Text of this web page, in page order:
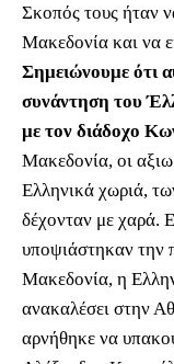
Σκοπός τους ήταν
Μακεδονία και να
Σημειώνουμε ότι
συνάντηση του
με τον διάδοχο
Μακεδονία, οι
Ελληνικά χωριά,
δέχονταν με χαρά.
υποψιάστηκαν την
Μακεδονία, η
ανακαλέσει στην
αρνήθηκε να